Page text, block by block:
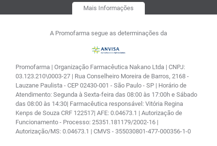
Mais Informações
A Promofarma segue as determinações da
Promofarma | Organização Farmacêutica Nakano Ltda | CNPJ:
03.123.210\0003-27 | Rua Conselheiro Moreira de Barros, 2168 -
Lauzane Paulista - CEP 02430-001 - São Paulo - SP | Horário de
Atendimento: Segunda à Sexta-feira das 08:00 às 17:00h e Sábado
das 08:00 às 14:30| Farmacêutica responsável: Vitória Regina
Kenps de Souza CRF 122517| AFE: 0.04673.1 | Autorização de
Funcionamento - Processo: 25351.181179/2002-16 |
Autorização/MS: 0.04673.1 | CMVS - 355030801-477-000356-1-0